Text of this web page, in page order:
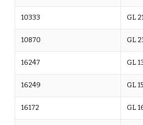
10333 GL
10870 GL
16247 GL
16249 GL
16172 GL